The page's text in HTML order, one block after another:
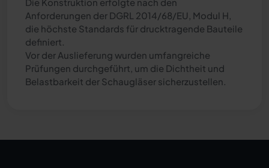
Anforderungen der DGRL 2014/68/EU, Modul H,
die höchste Standards für drucktragende Bauteile
definiert.
Vor der Auslieferung wurden umfangreiche
Prüfungen durchgeführt, um die Dichtheit und
Belastbarkeit der Schaugläser sicherzustellen.